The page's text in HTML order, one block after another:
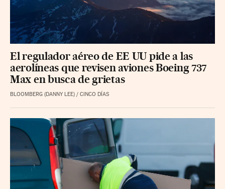
El regulador aéreo de EE UU pide a las
aerolíneas que revisen aviones Boeing 737
Max en busca de grietas
BLOOMBERG (DANNY LEE) / CINCO DÍAS